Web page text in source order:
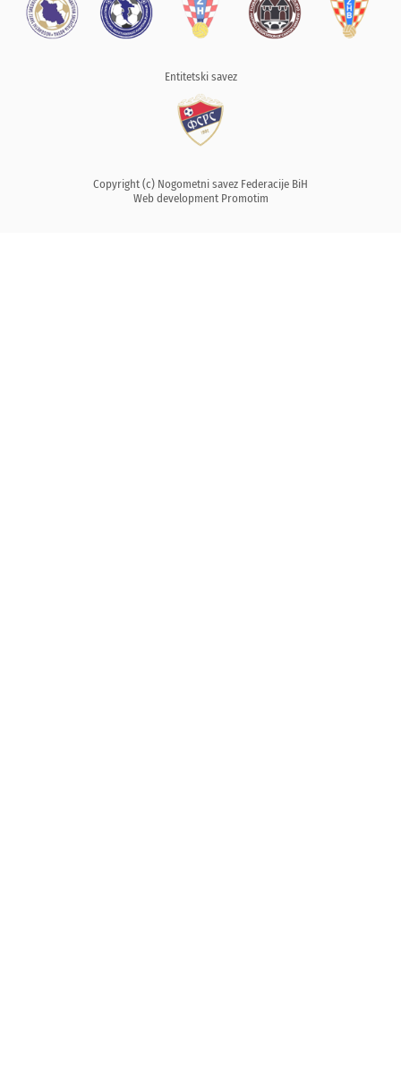
Entitetski savez
Copyright (c) Nogometni savez Federacije BiH
Web development Promotim